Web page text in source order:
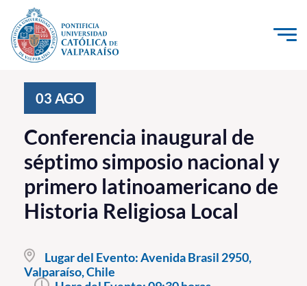
Click acá para ir directamente al contenido
Investigación, Creación e Innovación
PUCV Internacional
Vinculación con el Medio
Admisión
Pregrado
Postgrado
03 AGO
Conferencia inaugural de
séptimo simposio nacional y
primero latinoamericano de
Historia Religiosa Local
Lugar del Evento:Avenida Brasil 2950,
Valparaíso, Chile